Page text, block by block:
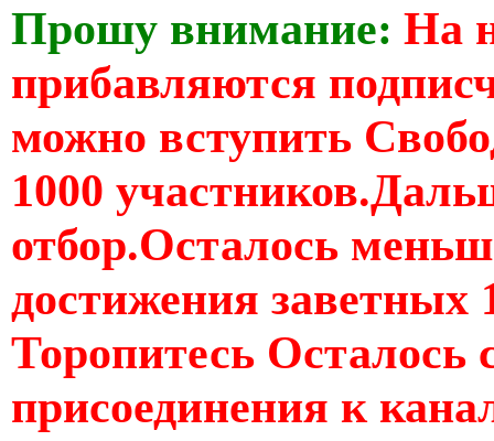
Прошу внимание: На
прибавляются
можно вступить
1000
отбор.Осталось
достижения заветных
Торопитесь Осталось
присоединения к